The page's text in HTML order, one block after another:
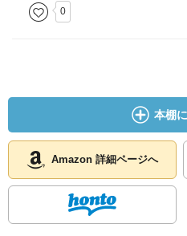
0
本棚
Amazon 詳細ページへ